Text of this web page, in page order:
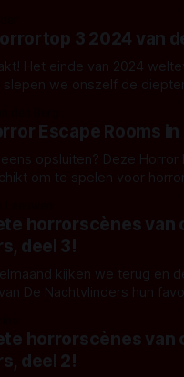
voor horrorfilms?3 2024 van
Het einde van 2024
we onszelf de
Escape Rooms
opsluiten? Deze Horror
om te spelen voor
horrorscènes van
deel 3!
kijken we terug en
De Nachtvlinders hun
ligt. Lees snel verder
En let op: spoilers. JAWS (Steven
horrorscènes van
deel 2!